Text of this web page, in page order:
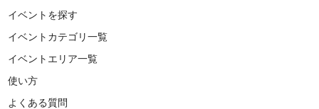
イベントを探す
イベントカテゴリ一覧
イベントエリア一覧
使い方
よくある質問